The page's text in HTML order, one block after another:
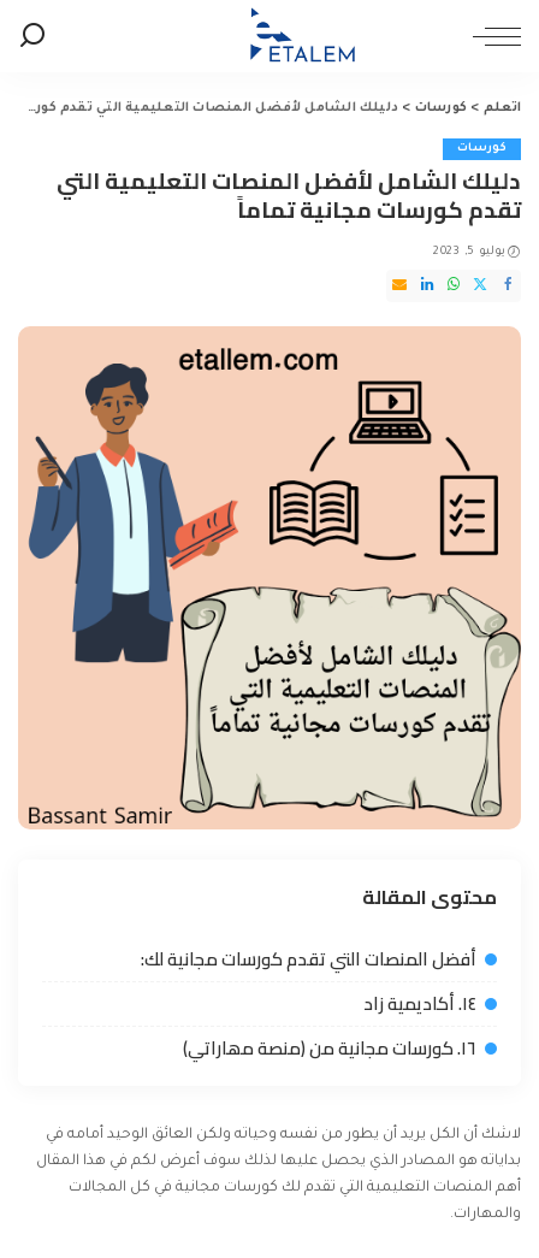
اتعلم > كورسات > دليلك الشامل لأفضل المنصات التعليمية التي تقدم كورسات مجانية تماماً
كورسات
دليلك الشامل لأفضل المنصات التعليمية التي
تقدم كورسات مجانية تماماً
يوليو 5, 2023
محتوى المقالة
أفضل المنصات التي تقدم كورسات مجانية لك:
١٤. أكاديمية زاد
١٦. كورسات مجانية من (منصة مھاراتي)
لاشك أن الكل يريد أن يطور من نفسه وحياته ولكن العائق الوحيد أمامه في
بداياته هو المصادر الذي يحصل عليها لذلك سوف أعرض لكم في هذا المقال
أهم المنصات التعليمية التي تقدم لك كورسات مجانية في كل المجالات
والمهارات.